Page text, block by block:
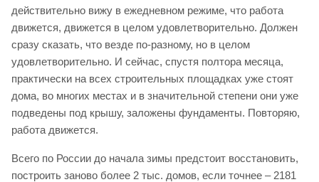
действительно вижу в ежедневном режиме, что работа
движется, движется в целом удовлетворительно. Должен
сразу сказать, что везде по-разному, но в целом
удовлетворительно. И сейчас, спустя полтора месяца,
практически на всех строительных площадках уже стоят
дома, во многих местах и в значительной степени они уже
подведены под крышу, заложены фундаменты. Повторяю,
работа движется.
Всего по России до начала зимы предстоит восстановить,
построить заново более 2 тыс. домов, если точнее – 2181